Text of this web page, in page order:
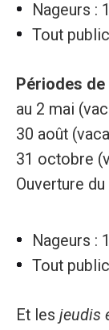
Nageurs :
Tout
Périodes
au 2 mai
30 août
31 octobre
Ouverture
Nageurs :
Tout
Et les jeudis